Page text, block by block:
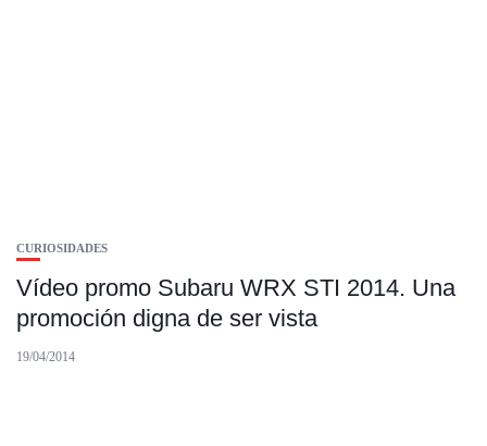
CURIOSIDADES
Vídeo promo Subaru WRX STI 2014. Una
promoción digna de ser vista
19/04/2014